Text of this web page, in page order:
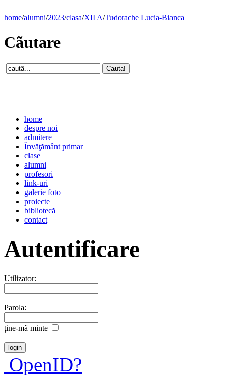
home/alumni/2023/clasa/XII A/Tudorache Lucia-Bianca
Cãutare
home
despre noi
admitere
Învăţământ primar
clase
alumni
profesori
link-uri
galerie foto
proiecte
bibliotecă
contact
Autentificare
Utilizator:
Parola:
ţine-mã minte
OpenID?